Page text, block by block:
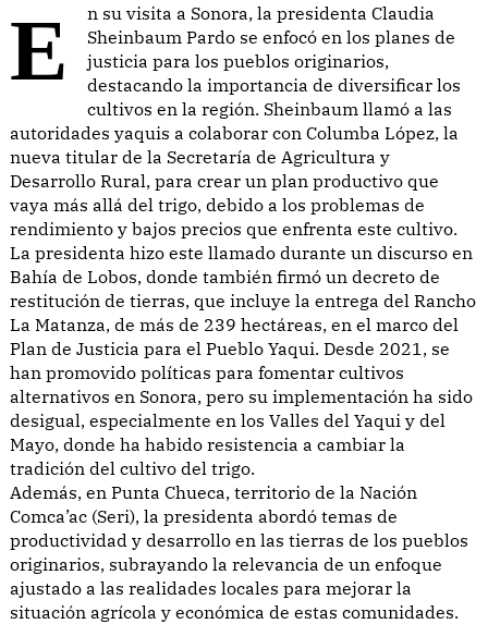
En su visita a Sonora, la presidenta Claudia
Sheinbaum Pardo se enfocó en los planes de
justicia para los pueblos originarios,
destacando la importancia de diversificar los
cultivos en la región. Sheinbaum llamó a las
autoridades yaquis a colaborar con Columba López, la
nueva titular de la Secretaría de Agricultura y
Desarrollo Rural, para crear un plan productivo que
vaya más allá del trigo, debido a los problemas de
rendimiento y bajos precios que enfrenta este cultivo.
La presidenta hizo este llamado durante un discurso en
Bahía de Lobos, donde también firmó un decreto de
restitución de tierras, que incluye la entrega del Rancho
La Matanza, de más de 239 hectáreas, en el marco del
Plan de Justicia para el Pueblo Yaqui. Desde 2021, se
han promovido políticas para fomentar cultivos
alternativos en Sonora, pero su implementación ha sido
desigual, especialmente en los Valles del Yaqui y del
Mayo, donde ha habido resistencia a cambiar la
tradición del cultivo del trigo.
Además, en Punta Chueca, territorio de la Nación
Comca’ac (Seri), la presidenta abordó temas de
productividad y desarrollo en las tierras de los pueblos
originarios, subrayando la relevancia de un enfoque
ajustado a las realidades locales para mejorar la
situación agrícola y económica de estas comunidades.